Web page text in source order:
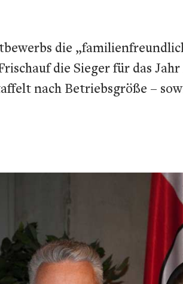
die
die Sieger für das
nach Betriebsgröße –